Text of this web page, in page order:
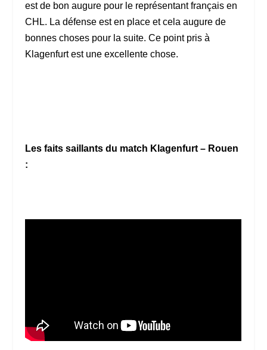
est de bon augure pour le représentant français en
CHL. La défense est en place et cela augure de
bonnes choses pour la suite. Ce point pris à
Klagenfurt est une excellente chose.
Les faits saillants du match Klagenfurt – Rouen
: